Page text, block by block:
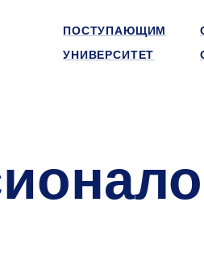
ПОСТУПАЮЩИМ
УНИВЕРСИТЕТ